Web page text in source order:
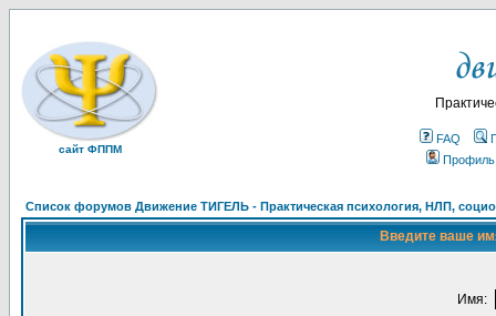
сайт ФППМ
FAQ
Профиль
Список форумов Движение ТИГЕЛЬ - Практическая психология, НЛП,
Введите ваше
Имя: